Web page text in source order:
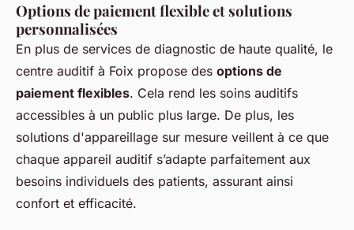
Options de paiement flexible et solutions
personnalisées
En plus de services de diagnostic de haute qualité, le
centre auditif à Foix propose des options de
paiement flexibles. Cela rend les soins auditifs
accessibles à un public plus large. De plus, les
solutions d'appareillage sur mesure veillent à ce que
chaque appareil auditif s’adapte parfaitement aux
besoins individuels des patients, assurant ainsi
confort et efficacité.